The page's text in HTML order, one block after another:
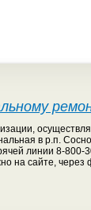
в р.п.
линии 8-800-
на сайте,